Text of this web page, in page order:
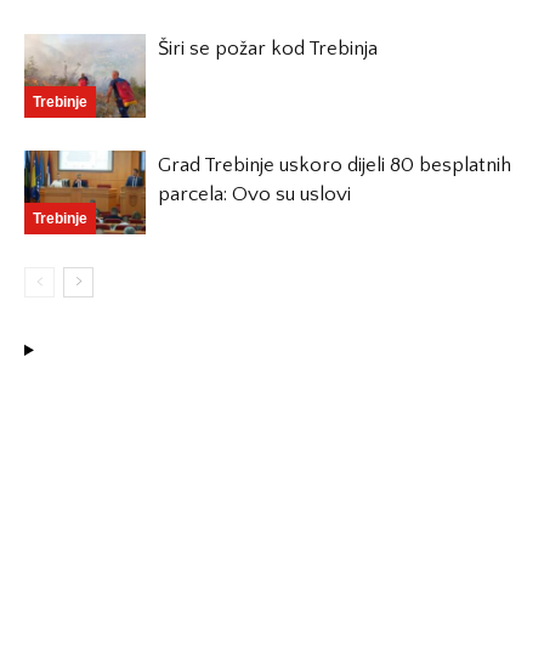
Trebinje
Širi se požar kod Trebinja
Trebinje
Grad Trebinje uskoro dijeli 80 besplatnih
parcela: Ovo su uslovi